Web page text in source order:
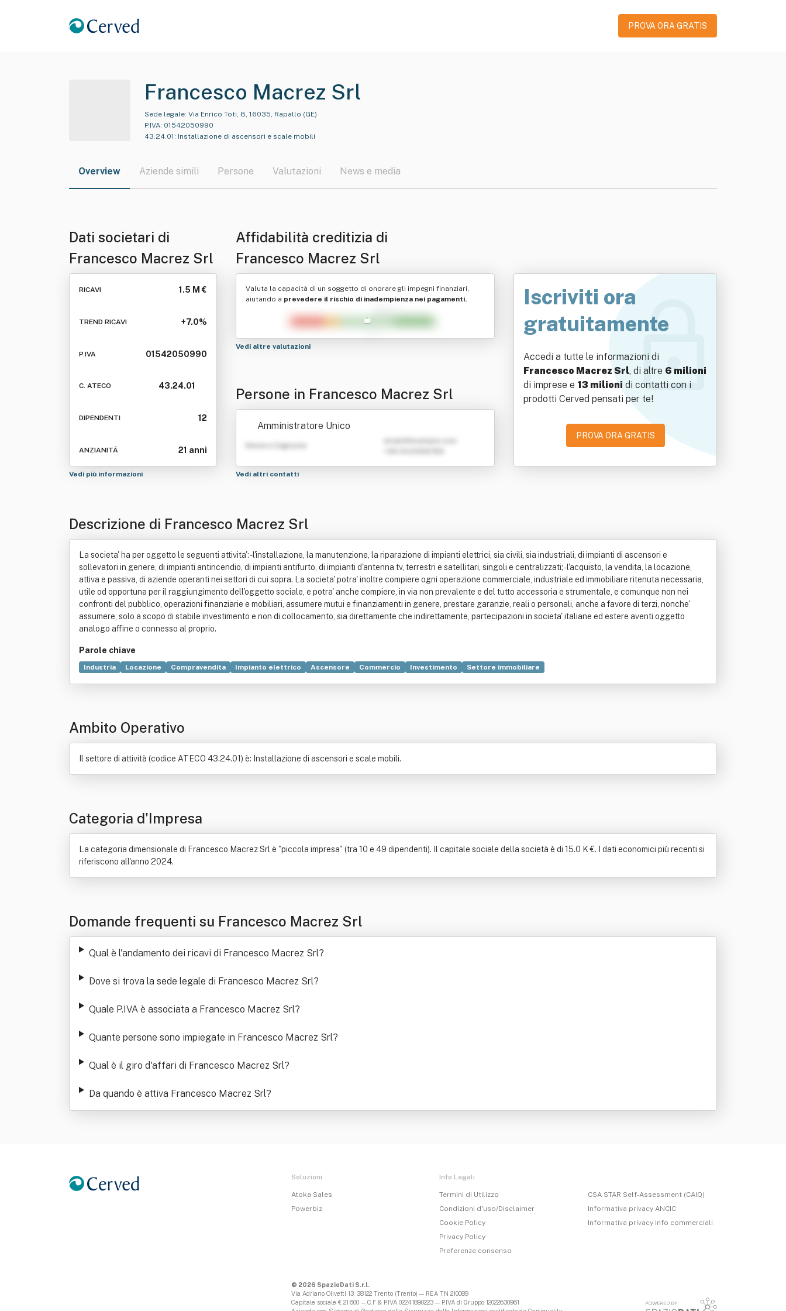
PROVA ORA GRATIS
Francesco Macrez Srl
Sede legale: Via Enrico Toti, 8, 16035, Rapallo (GE)
P.IVA: 01542050990
43.24.01 : Installazione di ascensori e scale mobili
Overview Aziende simili Persone Valutazioni News e media
Dati societari di
Francesco Macrez Srl
RICAVI 1.5 M €
TREND RICAVI +7.0%
P.IVA 01542050990
C. ATECO 43.24.01
DIPENDENTI 12
ANZIANITÁ 21 anni
Vedi più informazioni
Affidabilità creditizia di
Francesco Macrez Srl
Valuta la capacità di un soggetto di onorare gli impegni finanziari,
aiutando a prevedere il rischio di inadempienza nei pagamenti.
Vedi altre valutazioni
Persone in Francesco Macrez Srl
Amministratore Unico
Nome e Cognome
Vedi altri contatti
Iscriviti ora
gratuitamente
Accedi a tutte le informazioni di
Francesco Macrez Srl, di altre 6 milioni
di imprese e 13 milioni di contatti con i
prodotti Cerved pensati per te!
PROVA ORA GRATIS
Descrizione di Francesco Macrez Srl
La societa' ha per oggetto le seguenti attivita': - l'installazione, la manutenzione, la riparazione di impianti elettrici, sia civili, sia industriali, di impianti di ascensori e
sollevatori in genere, di impianti antincendio, di impianti antifurto, di impianti d'antenna tv, terrestri e satellitari, singoli e centralizzati; - l'acquisto, la vendita, la locazione,
attiva e passiva, di aziende operanti nei settori di cui sopra. La societa' potra' inoltre compiere ogni operazione commerciale, industriale ed immobiliare ritenuta necessaria,
utile od opportuna per il raggiungimento dell'oggetto sociale, e potra' anche compiere, in via non prevalente e del tutto accessoria e strumentale, e comunque non nei
confronti del pubblico, operazioni finanziarie e mobiliari, assumere mutui e finanziamenti in genere, prestare garanzie, reali o personali, anche a favore di terzi, nonche'
assumere, solo a scopo di stabile investimento e non di collocamento, sia direttamente che indirettamente, partecipazioni in societa' italiane ed estere aventi oggetto
analogo affine o connesso al proprio.
Parole chiave
Industria Locazione Compravendita Impianto elettrico Ascensore Commercio Investimento Settore immobiliare
Ambito Operativo
Il settore di attività (codice ATECO 43.24.01) è: Installazione di ascensori e scale mobili.
Categoria d'Impresa
La categoria dimensionale di Francesco Macrez Srl è "piccola impresa" (tra 10 e 49 dipendenti). Il capitale sociale della società è di 15.0 K €. I dati economici più recenti si
riferiscono all'anno 2024.
Domande frequenti su Francesco Macrez Srl
Qual è l'andamento dei ricavi di Francesco Macrez Srl?
Dove si trova la sede legale di Francesco Macrez Srl?
Quale P.IVA è associata a Francesco Macrez Srl?
Quante persone sono impiegate in Francesco Macrez Srl?
Qual è il giro d'affari di Francesco Macrez Srl?
Da quando è attiva Francesco Macrez Srl?
Soluzioni
Atoka Sales
Powerbiz
Info Legali
Termini di Utilizzo
Condizioni d'uso/Disclaimer
Cookie Policy
Privacy Policy
Preferenze consenso
CSA STAR Self-Assessment (CAIQ)
Informativa privacy ANCIC
Informativa privacy info commerciali
© 2026 SpazioDati S.r.l.
Via Adriano Olivetti 13, 38122 Trento (Trento) — REA TN 210089
Capitale sociale € 21.600 — C.F & P.IVA 02241890223 — P.IVA di Gruppo 12022630961